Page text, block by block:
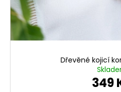
Dřevěné kojicí
349